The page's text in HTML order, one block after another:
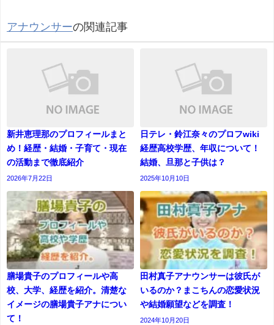
アナウンサーの関連記事
新井恵理那のプロフィールまと
め！経歴・結婚・子育て・現在
の活動まで徹底紹介
2026年7月22日
日テレ・鈴江奈々のプロフwiki
経歴高校学歴、年収について！
結婚、旦那と子供は？
2025年10月10日
膳場貴子のプロフィールや高
校、大学、経歴を紹介。清楚な
イメージの膳場貴子アナについ
て！
田村真子アナウンサーは彼氏が
いるのか？まこちんの恋愛状況
や結婚願望などを調査！
2024年10月20日